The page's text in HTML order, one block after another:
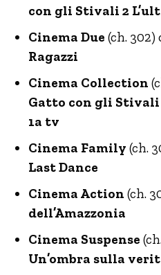
con gli Stivali 2
Cinema Due (ch. 302)
Ragazzi
Cinema Collection
Gatto con gli Stivali
1a tv
Cinema Family (ch.
Last Dance
Cinema Action (ch.
dell’Amazzonia
Cinema Suspense
Un’ombra sulla